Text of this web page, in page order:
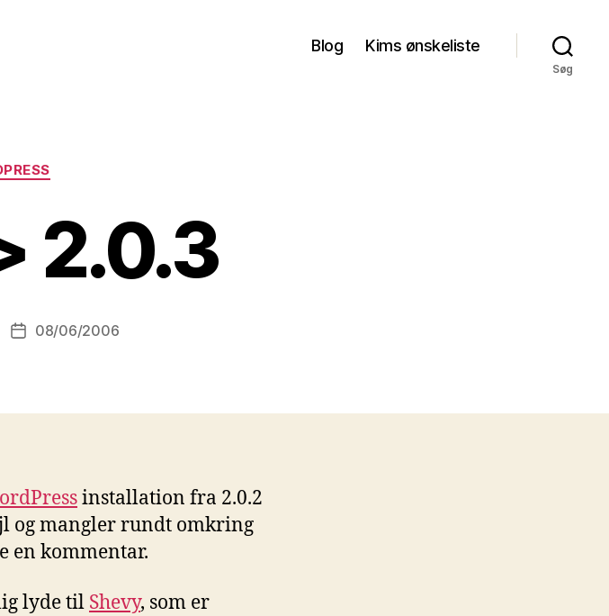
Blog Kims ønskeliste
Søg
Kategorier
2.0.3
Indlægsdato
08/06/2006
installation fra 2.0.2
og mangler rundt omkring
en kommentar.
lyde til Shevy, som er